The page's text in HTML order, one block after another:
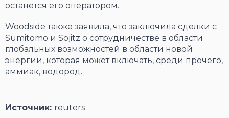
останется его оператором.
Woodside также заявила, что заключила сделки с
Sumitomo и Sojitz о сотрудничестве в области
глобальных возможностей в области новой
энергии, которая может включать, среди прочего,
аммиак, водород.
Источник: reuters